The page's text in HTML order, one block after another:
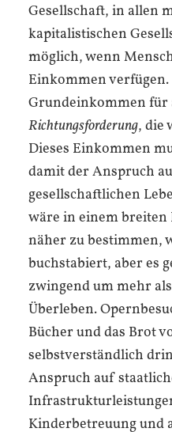
Gesellschaft, in allen
kapitalistischen
möglich, wenn
Einkommen
Grundeinkommen für
Richtungsforderung, die
Dieses Einkommen
damit der Anspruch
gesellschaftlichen
wäre in einem breiten
näher zu bestimmen,
buchstabiert, aber es
zwingend um mehr
Überleben.
Bücher und das Brot
selbstverständlich
Anspruch auf
Kinderbetreuung und